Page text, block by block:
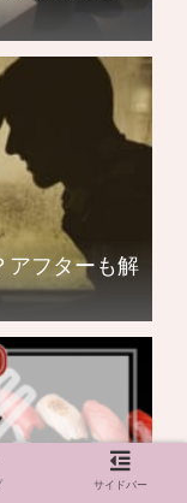
アフターも解
サイドバー